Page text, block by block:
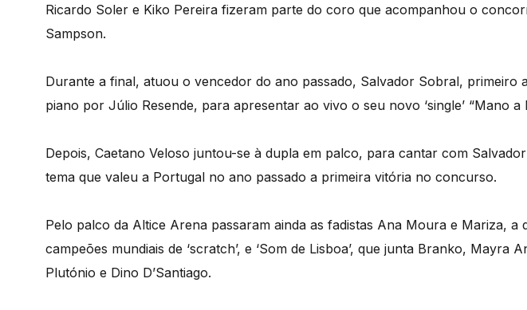
Ricardo Soler e Kiko Pereira fizeram parte do coro que acompanhou o
Sampson.
Durante a final, atuou o vencedor do ano passado, Salvador Sobral, primeiro
piano por Júlio Resende, para apresentar ao vivo o seu novo ‘single’ “Mano a
Depois, Caetano Veloso juntou-se à dupla em palco, para cantar com
tema que valeu a Portugal no ano passado a primeira vitória no concurso.
Pelo palco da Altice Arena passaram ainda as fadistas Ana Moura e Mariza, a
campeões mundiais de ‘scratch’, e ‘Som de Lisboa’, que junta Branko, Mayra
Plutónio e Dino D’Santiago.